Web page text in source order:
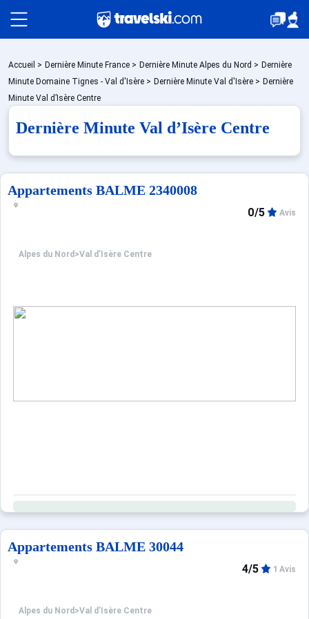
Packages
Sites CSE & Groupes
Accueil > Dernière Minute France > Dernière Minute Alpes du Nord > Dernière
Minute Domaine Tignes - Val d'Isère > Dernière Minute Val d'Isère > Dernière
Minute Val d’Isère Centre
Dernière Minute Val d’Isère Centre
Appartements BALME 2340008
Alpes du Nord >Val d’Isère Centre
0/5 Avis
Appartements BALME 30044
Alpes du Nord >Val d’Isère Centre
4/5 1 Avis